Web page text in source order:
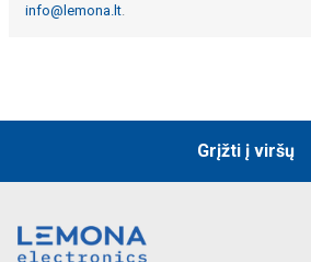
info@lemona.lt.
Grįžti į viršų